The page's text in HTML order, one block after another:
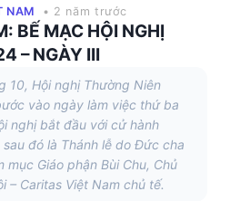
NAM • 2 năm trước
BẾ MẠC HỘI NGHỊ
– NGÀY III
10, Hội nghị Thường Niên
vào ngày làm việc thứ ba
nghị bắt đầu với cử hành
đó là Thánh lễ do Đức cha
mục Giáo phận Bùi Chu, Chủ
– Caritas Việt Nam chủ tế.